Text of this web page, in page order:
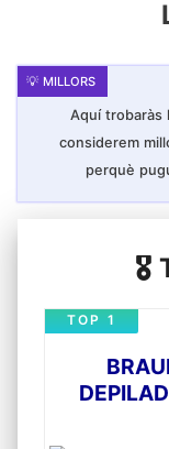
Aquí trobaràs
considerem
perquè
🎖️
TOP 1